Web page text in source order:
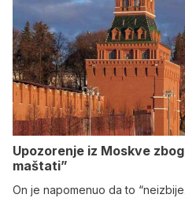
Upozorenje iz Moskve
maštati”
On je napomenuo da to